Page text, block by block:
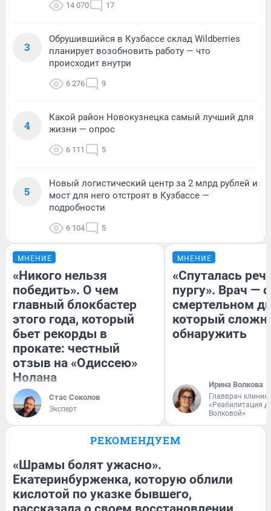
14 070 17
3
Обрушившийся в Кузбассе склад Wildberries
планирует возобновить работу — что
происходит внутри
6 276 9
4
Какой район Новокузнецка самый лучший для
жизни — опрос
6 111 5
5
Новый логистический центр за 2 млрд рублей и
мост для него отстроят в Кузбассе —
подробности
6 104 5
МНЕНИЕ
«Никого нельзя
победить». О чем
главный блокбастер
этого года, который
бьет рекорды в
прокате: честный
отзыв на «Одиссею»
Нолана
Стас Соколов
Эксперт
МНЕНИЕ
«Спуталась
пургу». Врач — о
смертельном
который
обнаружить
Ирина Волкова
Главврач
«Реабилитация
Волковой»
РЕКОМЕНДУЕМ
«Шрамы болят ужасно».
Екатеринбурженка, которую облили
кислотой по указке бывшего,